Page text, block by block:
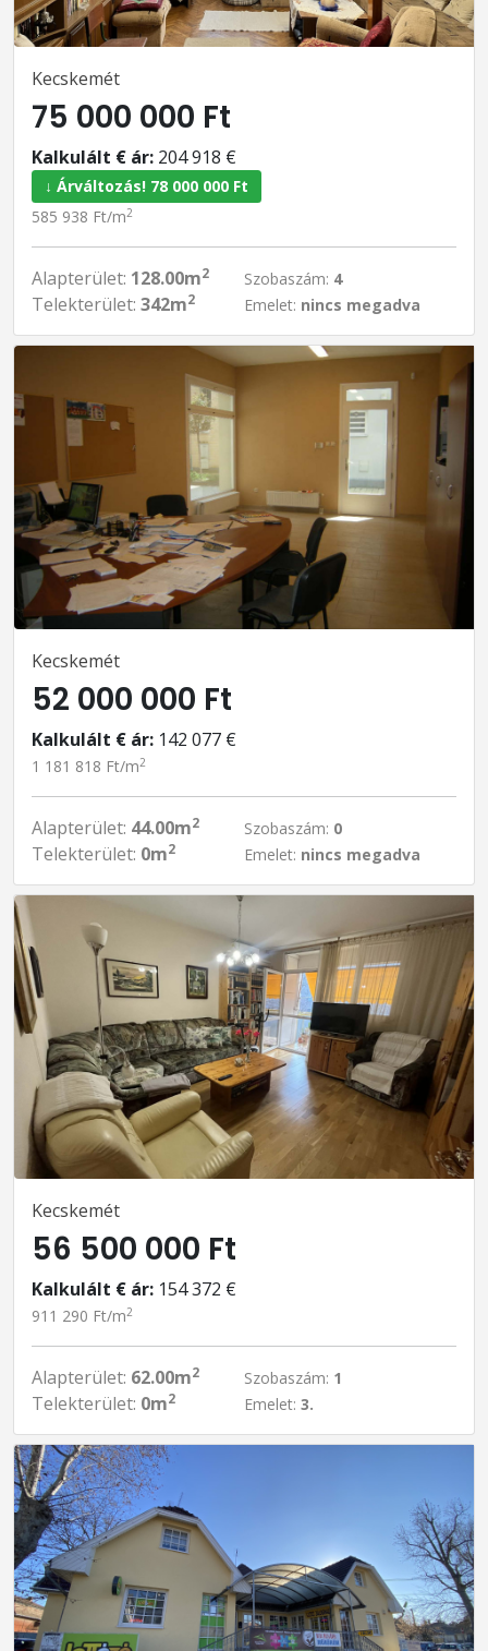
Kecskemét
75 000 000 Ft
Kalkulált € ár: 204 918 €
↓ Árváltozás! 78 000 000 Ft
585 938 Ft/m2
Alapterület: 128.00m2
Telekterület: 342m2
Szobaszám: 4
Emelet: nincs megadva
Kecskemét
52 000 000 Ft
Kalkulált € ár: 142 077 €
1 181 818 Ft/m2
Alapterület: 44.00m2
Telekterület: 0m2
Szobaszám: 0
Emelet: nincs megadva
Kecskemét
56 500 000 Ft
Kalkulált € ár: 154 372 €
911 290 Ft/m2
Alapterület: 62.00m2
Telekterület: 0m2
Szobaszám: 1
Emelet: 3.